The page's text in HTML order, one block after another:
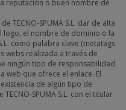
reputación o buen nombre de
TECNO-SPUMA S.L. dar de alta
logo, el nombre de dominio o la
como palabra clave (metatags
webs realizada a través de
ningún tipo de responsabilidad
web que ofrece el enlace. El
de algún tipo de
SPUMA S.L. con el titular